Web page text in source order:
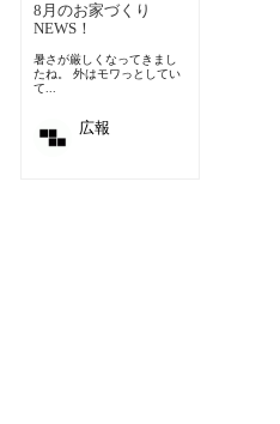
8月のお家づくり
NEWS！
暑さが厳しくなってきまし
たね。 外はモワっとしてい
て...
広報